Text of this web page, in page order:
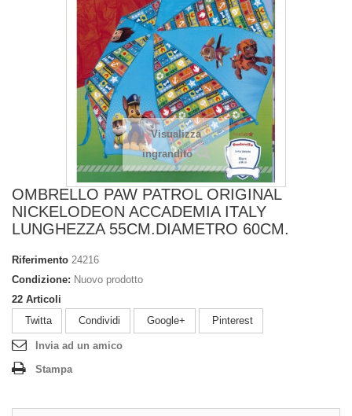
Visualizza
ingrandito
OMBRELLO PAW PATROL ORIGINAL
NICKELODEON ACCADEMIA ITALY
LUNGHEZZA 55CM.DIAMETRO 60CM.
Riferimento 24216
Condizione: Nuovo prodotto
22 Articoli
Twitta
Condividi Google+ Pinterest
Invia ad un amico
Stampa